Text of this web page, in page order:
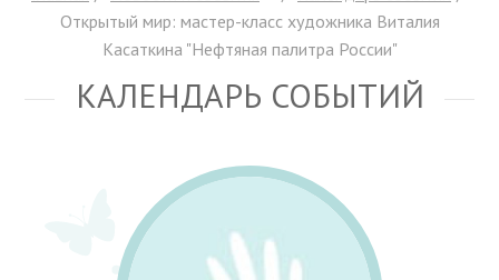
Открытый мир: мастер-класс художника Виталия
Касаткина "Нефтяная палитра России"
КАЛЕНДАРЬ СОБЫТИЙ